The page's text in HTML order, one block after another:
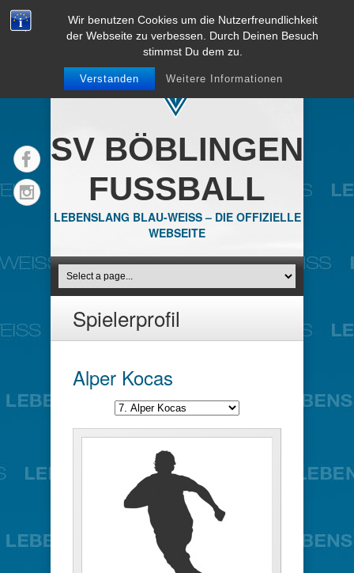
Wir benutzen Cookies um die Nutzerfreundlichkeit
der Webseite zu verbessen. Durch Deinen Besuch
stimmst Du dem zu.
Verstanden Weitere Informationen
SV BÖBLINGEN
FUSSBALL
LEBENSLANG BLAU-WEISS – DIE OFFIZIELLE
WEBSEITE
Spielerprofil
Alper Kocas